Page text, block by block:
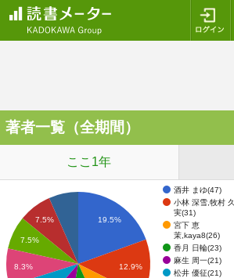
著者一覧（全期間）
ここ1年
酒井 まゆ(47)
小林 深雪,牧村 久
実(31)
宮下 恵
茉,kaya8(26)
香月 日輪(23)
麻生 周一(21)
松井 優征(21)
19.5%
12.9%
7.5%
7.5%
8.3%